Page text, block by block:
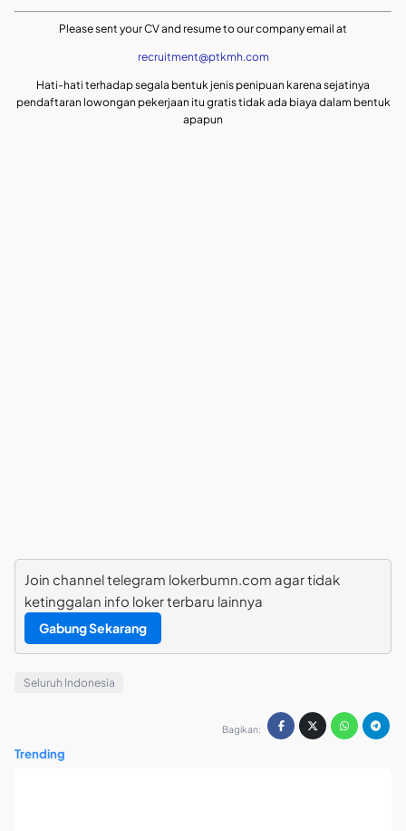
Please sent your CV and resume to our company email at
recruitment@ptkmh.com
Hati-hati terhadap segala bentuk jenis penipuan karena sejatinya
pendaftaran lowongan pekerjaan itu gratis tidak ada biaya dalam bentuk
apapun
Join channel telegram lokerbumn.com agar tidak
ketinggalan info loker terbaru lainnya
Gabung Sekarang
Seluruh Indonesia
Bagikan:
Trending